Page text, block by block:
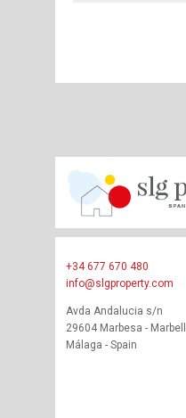
+34 677 670 480
info@slgproperty.com
Avda Andalucia s/n
29604 Marbesa -
Málaga - Spain